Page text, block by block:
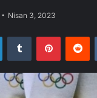
Nisan 3, 2023
LinkedInTumblr Pinterest